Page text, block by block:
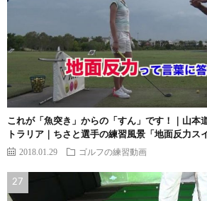
これが「魚突き」からの「すん」です！｜山本
トラリア｜ちさと選手の練習風景「地面反力ス
2018.01.29 ゴルフの練習動画